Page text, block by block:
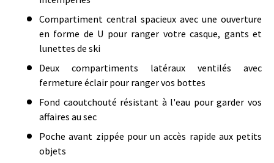
Compartiment central spacieux avec une ouverture
en forme de U pour ranger votre casque, gants et
lunettes de ski
Deux compartiments latéraux ventilés avec
fermeture éclair pour ranger vos bottes
Fond caoutchouté résistant à l'eau pour garder vos
affaires au sec
Poche avant zippée pour un accès rapide aux petits
objets